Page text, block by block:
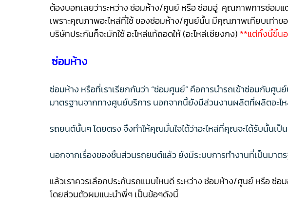
ต้องบอกเลยว่าระหว่าง ซ่อมห้าง/ศูนย์ หรือ ซ่อมอู่ คุณภาพการซ่อมแ
เพราะคุณภาพอะไหล่ที่ใช้ ของซ่อมห้าง/ศูนย์นั้น มีคุณภาพเทียบเท่าข
บริษัทประกันก็จะมักใช้ อะไหล่แท้ถอดให้ (อะไหล่เชียงกง) **แต่ทั้งนี้ขึ้น
ซ่อมห้าง
ซ่อมห้าง หรือที่เราเรียกกันว่า “ซ่อมศูนย์” คือการนำรถเข้าซ่อมกับศู
มาตรฐานจากทางศูนย์บริการ นอกจากนี้ยังมีส่วนงานผลิตที่ผลิตอะไ
รถยนต์นั้นๆ โดยตรง จึงทำให้คุณมั่นใจได้ว่าอะไหล่ที่คุณจะได้รับนั้นเ
นอกจากเรื่องของชิ้นส่วนรถยนต์แล้ว ยังมีระบบการทำงานที่เป็นมา
แล้วเราควรเลือกประกันรถแบบไหนดี ระหว่าง ซ่อมห้าง/ศูนย์ หรือ ซ่อ
โดยส่วนตัวผมแนะนำพี่ๆ เป็นข้อๆดังนี้